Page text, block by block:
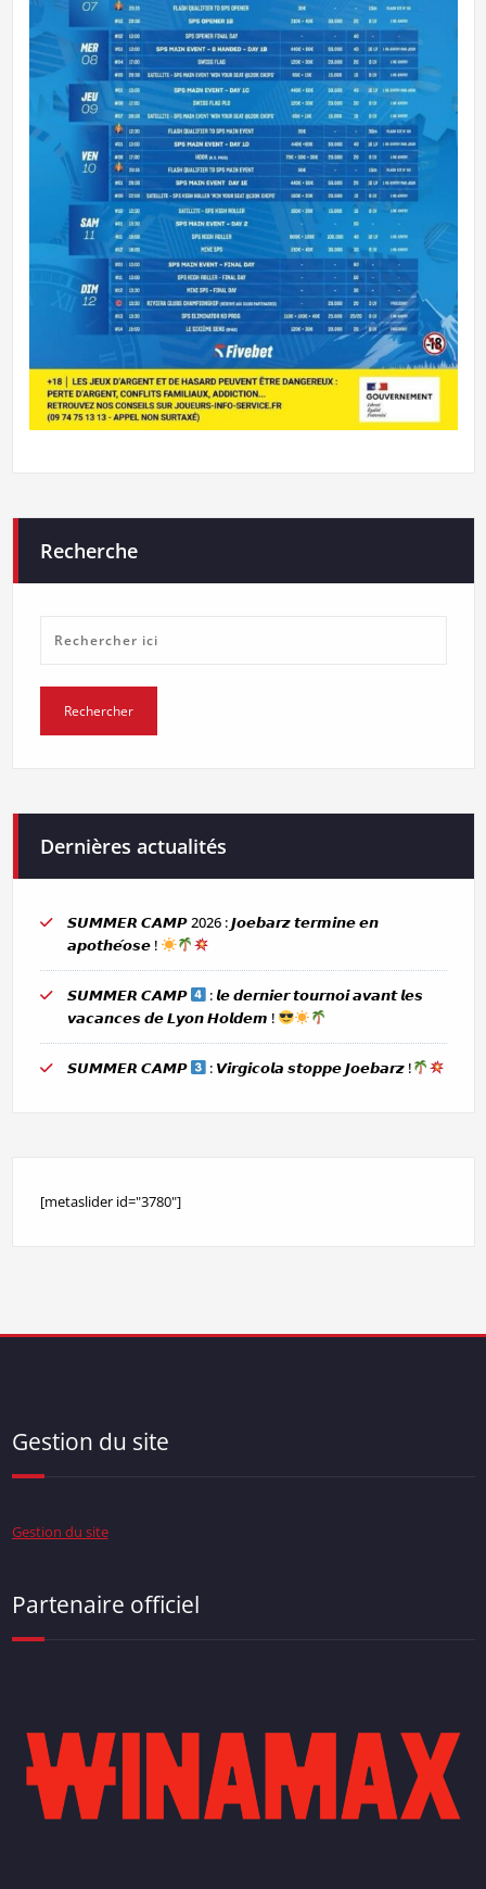
Recherche
Dernières actualités
𝙎𝙐𝙈𝙈𝙀𝙍 𝘾𝘼𝙈𝙋 2026 : 𝙅𝙤𝙚𝙗𝙖𝙧𝙯 𝙩𝙚𝙧𝙢𝙞𝙣𝙚 𝙚𝙣
𝙖𝙥𝙤𝙩𝙝𝙚́𝙤𝙨𝙚 !
𝙎𝙐𝙈𝙈𝙀𝙍 𝘾𝘼𝙈𝙋
: 𝙡𝙚 𝙙𝙚𝙧𝙣𝙞𝙚𝙧 𝙩𝙤𝙪𝙧𝙣𝙤𝙞 𝙖𝙫𝙖𝙣𝙩 𝙡𝙚𝙨
𝙫𝙖𝙘𝙖𝙣𝙘𝙚𝙨 𝙙𝙚 𝙇𝙮𝙤𝙣 𝙃𝙤𝙡𝙙𝙚𝙢 !
𝙎𝙐𝙈𝙈𝙀𝙍 𝘾𝘼𝙈𝙋 : 𝙑𝙞𝙧𝙜𝙞𝙘𝙤𝙡𝙖 𝙨𝙩𝙤𝙥𝙥𝙚 𝙅𝙤𝙚𝙗𝙖𝙧𝙯 !
[metaslider id="3780"]
Gestion du site
Gestion du site
Partenaire officiel